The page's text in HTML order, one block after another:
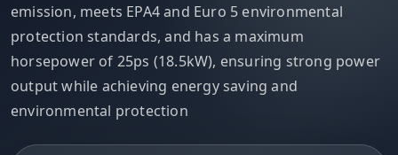
emission, meets EPA4 and Euro 5 environmental
protection standards, and has a maximum
horsepower of 25ps (18.5kW), ensuring strong power
output while achieving energy saving and
environmental protection